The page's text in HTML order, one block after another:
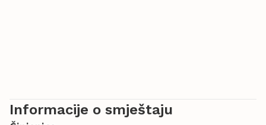
Informacije o smještaju